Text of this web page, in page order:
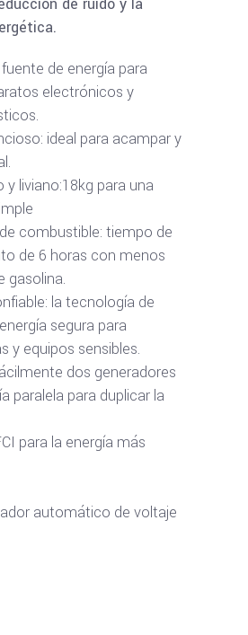
de energía para
electrónicos y
ideal para acampar y
liviano:18kg para una
combustible: tiempo de
de 6 horas con menos
gasolina.
la tecnología de
segura para
y equipos sensibles.
dos generadores
paralela para duplicar la
para la energía más
automático de voltaje